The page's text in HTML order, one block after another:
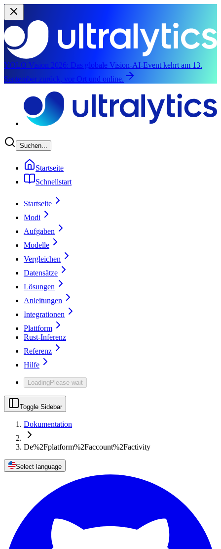
YOLO Vision 2026: Das globale Vision-AI-Event kehrt am 13.
September zurück, vor Ort und online.
Suchen...
Startseite
Schnellstart
Startseite
Modi
Aufgaben
Modelle
Vergleichen
Datensätze
Lösungen
Anleitungen
Integrationen
Plattform
Rust-Inferenz
Referenz
Hilfe
LoadingPlease wait
Toggle Sidebar
Dokumentation
De%2Fplatform%2Faccount%2Factivity
Select language